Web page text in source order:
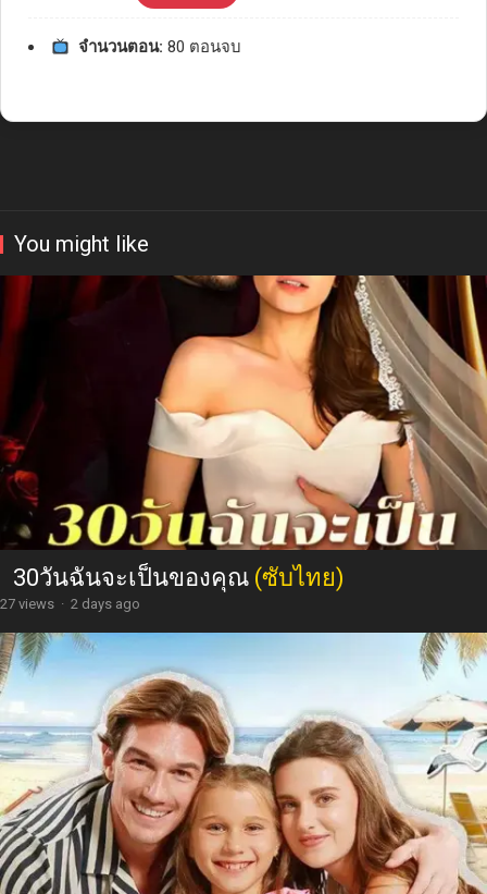
จำนวนตอน: 80 ตอนจบ
You might like
30วันฉันจะเป็นของคุณ (ซับไทย)
27 views · 2 days ago